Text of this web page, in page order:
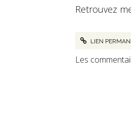
Retrouvez
LIEN
Les